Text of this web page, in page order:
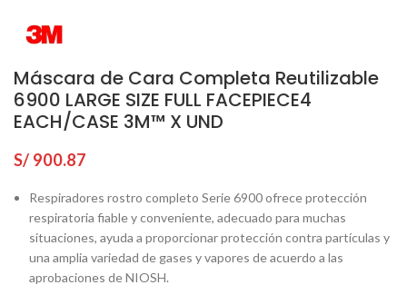
Máscara de Cara Completa Reutilizable
6900 LARGE SIZE FULL FACEPIECE4
EACH/CASE 3M™ X UND
S/ 900.87
Respiradores rostro completo Serie 6900 ofrece protección
respiratoria fiable y conveniente, adecuado para muchas
situaciones, ayuda a proporcionar protección contra partículas y
una amplia variedad de gases y vapores de acuerdo a las
aprobaciones de NIOSH.